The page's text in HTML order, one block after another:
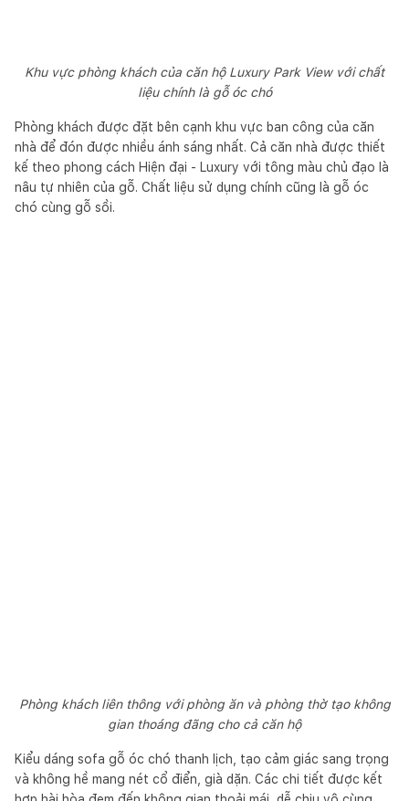
Khu vực phòng khách của căn hộ Luxury Park View với chất
liệu chính là gỗ óc chó
Phòng khách được đặt bên cạnh khu vực ban công của căn
nhà để đón được nhiều ánh sáng nhất. Cả căn nhà được thiết
kế theo phong cách Hiện đại - Luxury với tông màu chủ đạo là
nâu tự nhiên của gỗ. Chất liệu sử dụng chính cũng là gỗ óc
chó cùng gỗ sồi.
Phòng khách liên thông với phòng ăn và phòng thờ tạo không
gian thoáng đãng cho cả căn hộ
Kiểu dáng sofa gỗ óc chó thanh lịch, tạo cảm giác sang trọng
và không hề mang nét cổ điển, già dặn. Các chi tiết được kết